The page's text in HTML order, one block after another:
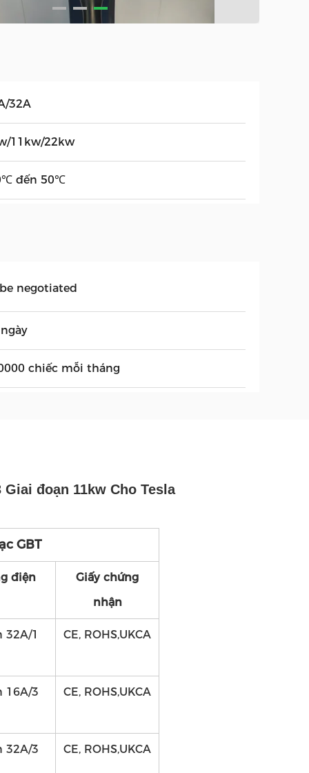
32A
11kw/22kw
đến 50℃
negotiated
chiếc mỗi tháng
đoạn 11kw Cho Tesla
GBT
điện
Giấy chứng
nhận
32A/1 CE, ROHS,UKCA
16A/3 CE, ROHS,UKCA
32A/3 CE, ROHS,UKCA